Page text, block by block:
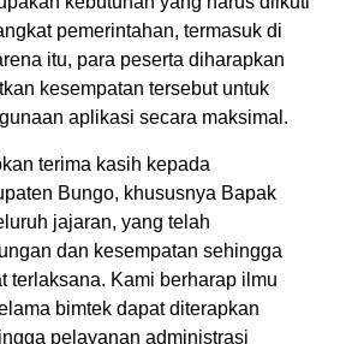
pemerintahan, termasuk di
itu, para peserta diharapkan
kesempatan tersebut untuk
aplikasi secara maksimal.
terima kasih kepada
Bungo, khususnya Bapak
jajaran, yang telah
dan kesempatan sehingga
terlaksana. Kami berharap ilmu
bimtek dapat diterapkan
pelayanan administrasi